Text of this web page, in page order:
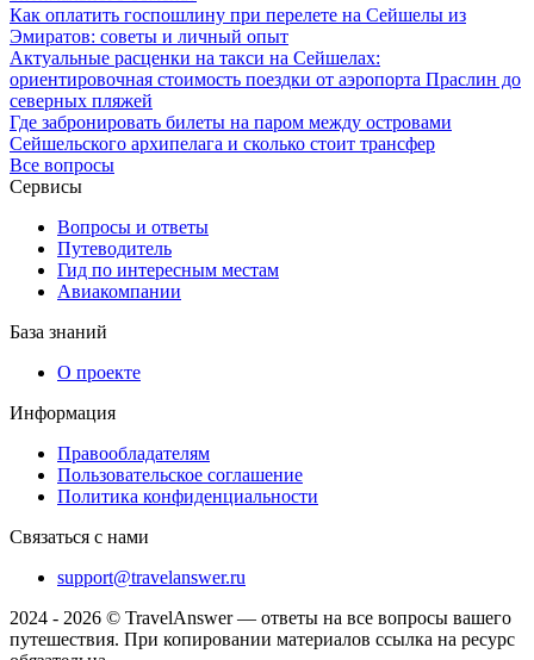
Как оплатить госпошлину при перелете на Сейшелы из
Эмиратов: советы и личный опыт
Актуальные расценки на такси на Сейшелах:
ориентировочная стоимость поездки от аэропорта Праслин до
северных пляжей
Где забронировать билеты на паром между островами
Сейшельского архипелага и сколько стоит трансфер
Все вопросы
Сервисы
Вопросы и ответы
Путеводитель
Гид по интересным местам
Авиакомпании
База знаний
О проекте
Информация
Правообладателям
Пользовательское соглашение
Политика конфиденциальности
Связаться с нами
support@travelanswer.ru
2024 - 2026 © TravelAnswer — ответы на все вопросы вашего
путешествия. При копировании материалов ссылка на ресурс